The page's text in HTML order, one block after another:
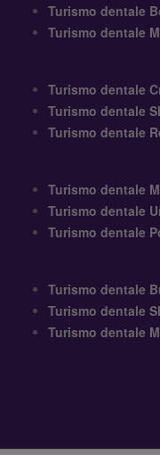
Turismo dentale
Turismo dentale
Turismo dentale
Turismo dentale
Turismo dentale
Turismo dentale
Turismo dentale
Turismo dentale
Turismo dentale
Turismo dentale
Turismo dentale